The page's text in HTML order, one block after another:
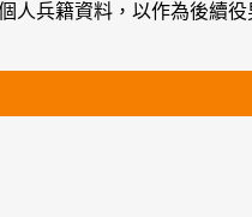
人兵籍資料，以作為後續